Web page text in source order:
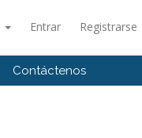
Entrar Registrarse
Contáctenos